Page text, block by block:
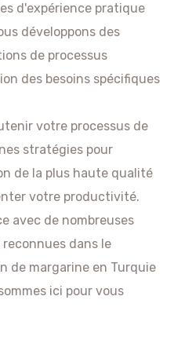
d'expérience pratique
développons des
de processus
des besoins spécifiques
votre processus de
stratégies pour
de la plus haute qualité
votre productivité.
avec de nombreuses
dans le
de margarine en Turquie
ici pour vous